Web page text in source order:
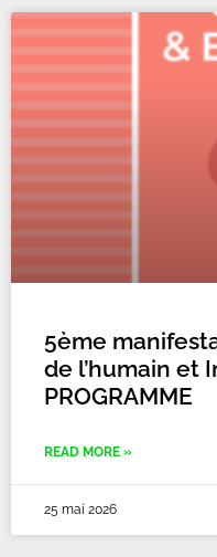
5ème
de l’humain et
PROGRAMME
READ MORE »
25 mai 2026